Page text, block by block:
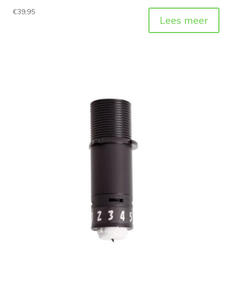
€39,95
Lees meer